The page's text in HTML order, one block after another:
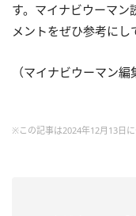
す。マイナビウーマン
メントをぜひ参考にし
（マイナビウーマン編
※この記事は2024年12月13日